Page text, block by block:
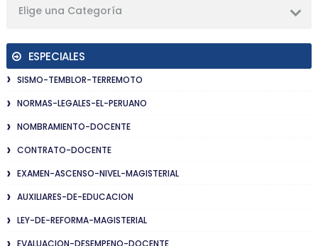
Elige una Categoría
ESPECIALES
SISMO-TEMBLOR-TERREMOTO
NORMAS-LEGALES-EL-PERUANO
NOMBRAMIENTO-DOCENTE
CONTRATO-DOCENTE
EXAMEN-ASCENSO-NIVEL-MAGISTERIAL
AUXILIARES-DE-EDUCACION
LEY-DE-REFORMA-MAGISTERIAL